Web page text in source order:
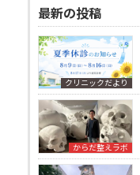
最新の投稿
クリニックだより
からだ整えラボ